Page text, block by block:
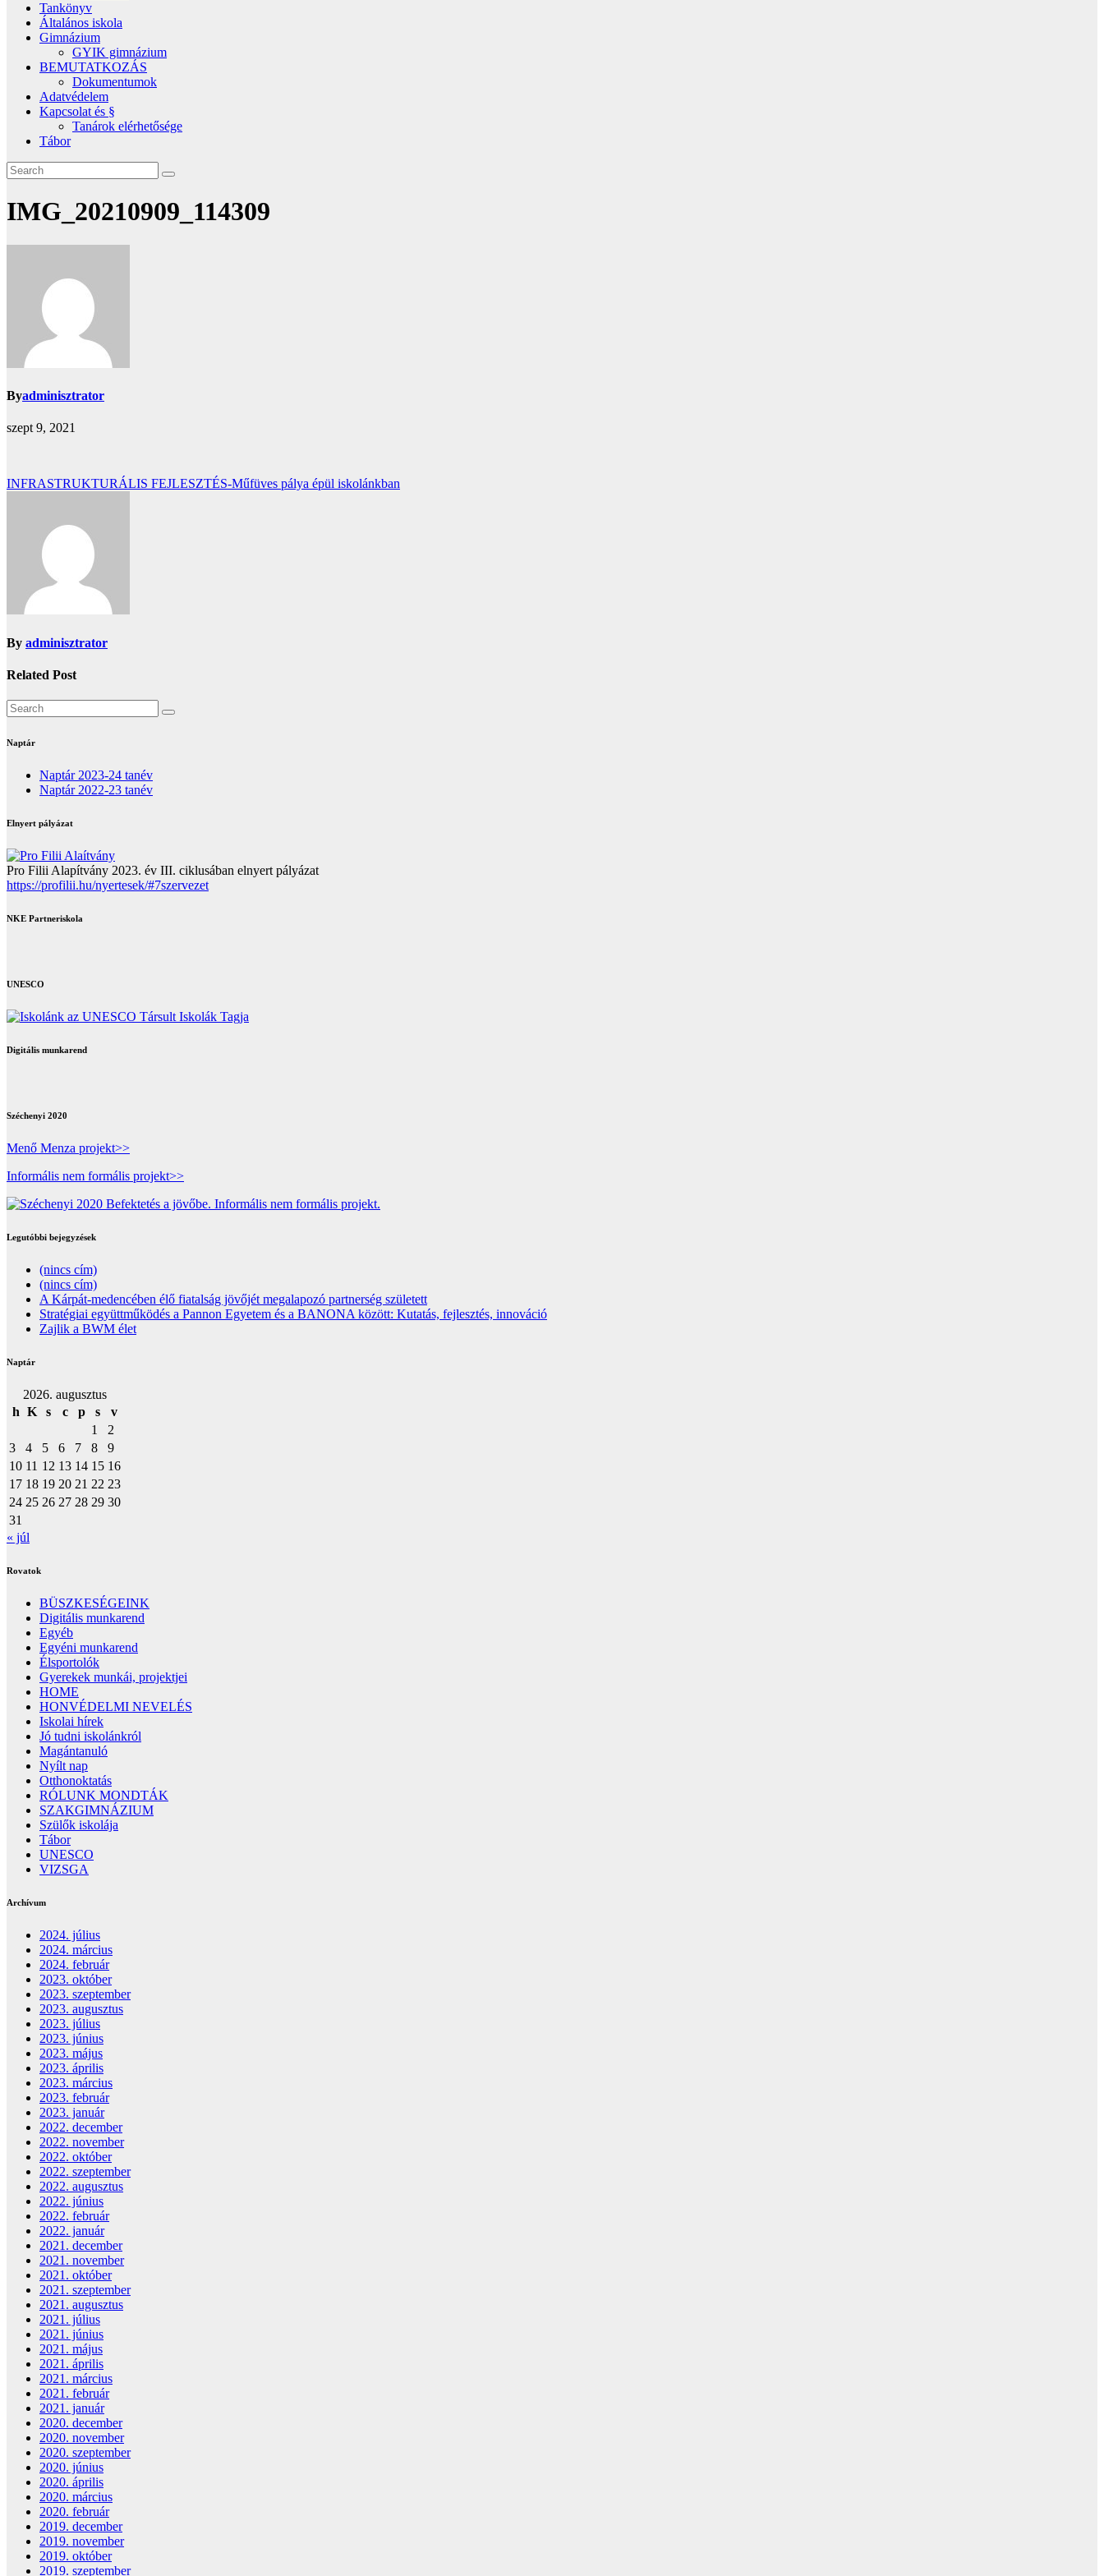
Tankönyv
Általános iskola
Gimnázium
GYIK gimnázium
BEMUTATKOZÁS
Dokumentumok
Adatvédelem
Kapcsolat és §
Tanárok elérhetősége
Tábor
IMG_20210909_114309
Byadminisztrator
szept 9, 2021
Bejegyzés
INFRASTRUKTURÁLIS FEJLESZTÉS-Műfüves pálya épül iskolánkban
By adminisztrator
Related Post
Naptár
Naptár 2023-24 tanév
Naptár 2022-23 tanév
Elnyert pályázat
Pro Filii Alapítvány 2023. év III. ciklusában elnyert pályázat
https://profilii.hu/nyertesek/#7szervezet
NKE Partneriskola
UNESCO
Digitális munkarend
Széchenyi 2020
Menő Menza projekt>>
Informális nem formális projekt>>
Legutóbbi bejegyzések
(nincs cím)
(nincs cím)
A Kárpát-medencében élő fiatalság jövőjét megalapozó partnerség született
Stratégiai együttműködés a Pannon Egyetem és a BANONA között: Kutatás, fejlesztés, innováció
Zajlik a BWM élet
Naptár
2026. augusztus
h K s c p s
v
1
2
3
4 5 6 7 8
9
10 11 12 13 14 15 16
17 18 19 20 21 22 23
24 25 26 27 28 29 30
31
« júl
Rovatok
BÜSZKESÉGEINK
Digitális munkarend
Egyéb
Egyéni munkarend
Élsportolók
Gyerekek munkái, projektjei
HOME
HONVÉDELMI NEVELÉS
Iskolai hírek
Jó tudni iskolánkról
Magántanuló
Nyílt nap
Otthonoktatás
RÓLUNK MONDTÁK
SZAKGIMNÁZIUM
Szülők iskolája
Tábor
UNESCO
VIZSGA
Archívum
2024. július
2024. március
2024. február
2023. október
2023. szeptember
2023. augusztus
2023. július
2023. június
2023. május
2023. április
2023. március
2023. február
2023. január
2022. december
2022. november
2022. október
2022. szeptember
2022. augusztus
2022. június
2022. február
2022. január
2021. december
2021. november
2021. október
2021. szeptember
2021. augusztus
2021. július
2021. június
2021. május
2021. április
2021. március
2021. február
2021. január
2020. december
2020. november
2020. szeptember
2020. június
2020. április
2020. március
2020. február
2019. december
2019. november
2019. október
2019. szeptember